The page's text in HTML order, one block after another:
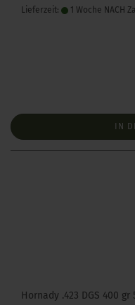
Lieferzeit: 1 Woche NACH
IN
Hornady .423 DGS 400 gr